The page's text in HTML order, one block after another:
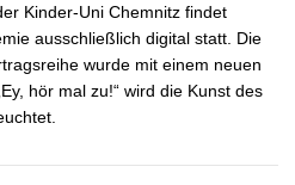
Kinder-Uni Chemnitz findet
ausschließlich digital statt. Die
wurde mit einem neuen
hör mal zu!“ wird die Kunst des